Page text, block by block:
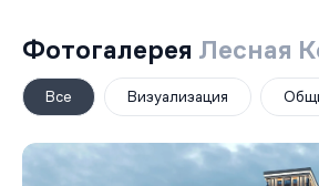
Фотогалерея Лесная
Все Визуализация